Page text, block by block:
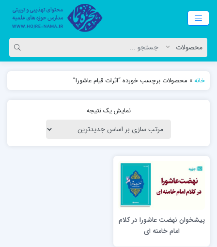
خانه» محصولات برچسب خورده “اثرات قیام عاشورا”
نمایش یک نتیجه
پیشخوان نهضت عاشورا در کلام
امام خامنه ای